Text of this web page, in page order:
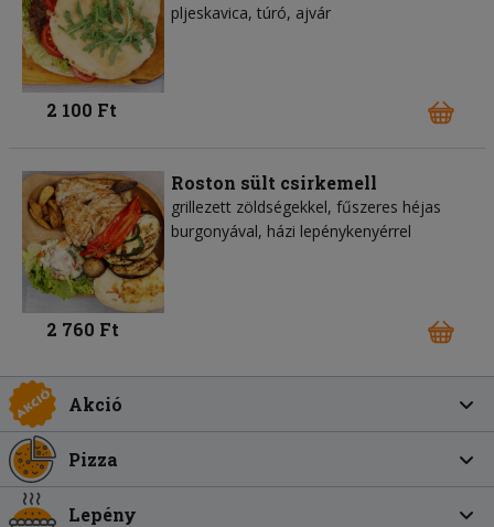
pljeskavica túró ajvár
2 100 Ft
Roston sült csirkemell
grillezett zöldségekkel, fűszeres héjas
burgonyával, házi lepénykenyérrel
2 760 Ft
Akció
Pizza
Lepény